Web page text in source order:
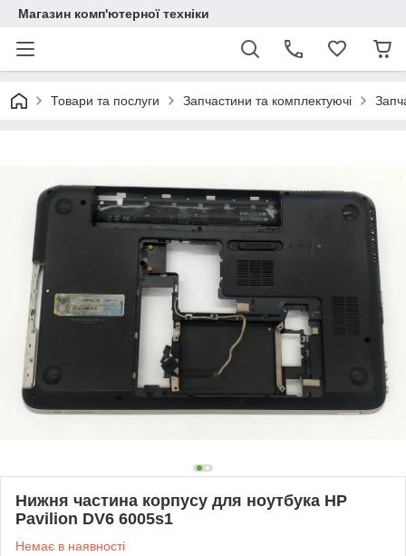
Магазин комп'ютерної техніки
Товари та послуги Запчастини та комплектуючі
Нижня частина корпусу для ноутбука HP
Pavilion DV6 6005s1
Немає в наявності